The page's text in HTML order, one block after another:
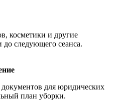
косметики и другие
до следующего сеанса.
для юридических
план уборки.